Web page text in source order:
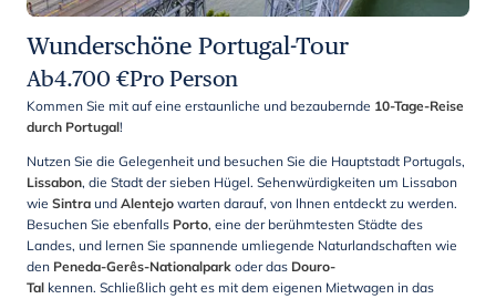
Wunderschöne Portugal-Tour
Ab4.700 €Pro Person
Kommen Sie mit auf eine erstaunliche und bezaubernde 10-Tage-Reise
durch Portugal!
Nutzen Sie die Gelegenheit und besuchen Sie die Hauptstadt Portugals,
Lissabon, die Stadt der sieben Hügel. Sehenwürdigkeiten um Lissabon
wie Sintra und Alentejo warten darauf, von Ihnen entdeckt zu werden.
Besuchen Sie ebenfalls Porto, eine der berühmtesten Städte des
Landes, und lernen Sie spannende umliegende Naturlandschaften wie
den Peneda-Gerês-Nationalpark oder das Douro-
Tal kennen. Schließlich geht es mit dem eigenen Mietwagen in das